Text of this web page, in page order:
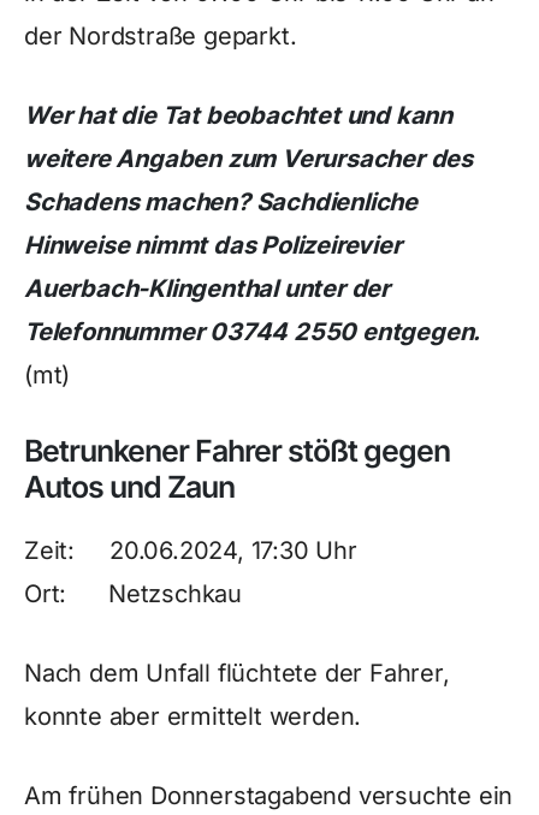
der Nordstraße geparkt.
Wer hat die Tat beobachtet und kann
weitere Angaben zum Verursacher des
Schadens machen? Sachdienliche
Hinweise nimmt das Polizeirevier
Auerbach-Klingenthal unter der
Telefonnummer 03744 2550 entgegen.
(mt)
Betrunkener Fahrer stößt gegen
Autos und Zaun
Zeit: 20.06.2024, 17:30 Uhr
Ort: Netzschkau
Nach dem Unfall flüchtete der Fahrer,
konnte aber ermittelt werden.
Am frühen Donnerstagabend versuchte ein